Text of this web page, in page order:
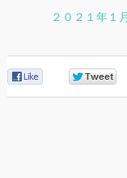
２０２１年１